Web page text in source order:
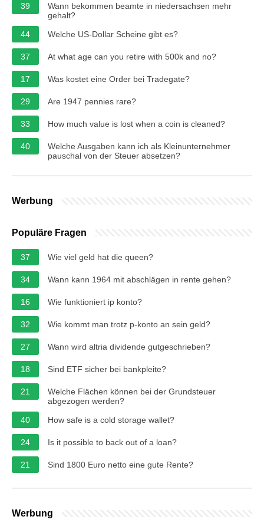
39
Wann bekommen beamte in niedersachsen mehr
gehalt?
44
Welche US-Dollar Scheine gibt es?
37 At what age can you retire with 500k and no?
17 Was kostet eine Order bei Tradegate?
29 Are 1947 pennies rare?
33 How much value is lost when a coin is cleaned?
40
Welche Ausgaben kann ich als Kleinunternehmer
pauschal von der Steuer absetzen?
Werbung
Populäre Fragen
37 Wie viel geld hat die queen?
34 Wann kann 1964 mit abschlägen in rente gehen?
16 Wie funktioniert ip konto?
32 Wie kommt man trotz p-konto an sein geld?
27 Wann wird altria dividende gutgeschrieben?
18 Sind ETF sicher bei bankpleite?
21
Welche Flächen können bei der Grundsteuer
abgezogen werden?
40
How safe is a cold storage wallet?
24 Is it possible to back out of a loan?
21 Sind 1800 Euro netto eine gute Rente?
Werbung